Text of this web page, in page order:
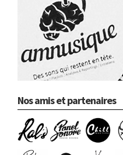
Nos amis et partenaires